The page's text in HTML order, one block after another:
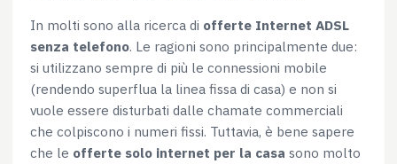
In molti sono alla ricerca di offerte Internet ADSL
senza telefono. Le ragioni sono principalmente due:
si utilizzano sempre di più le connessioni mobile
(rendendo superflua la linea fissa di casa) e non si
vuole essere disturbati dalle chamate commerciali
che colpiscono i numeri fissi. Tuttavia, è bene sapere
che le offerte solo internet per la casa sono molto